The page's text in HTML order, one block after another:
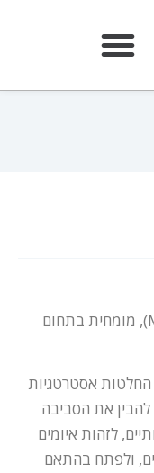
המאמר פרי עטה של ליטל שמר חיים (MBA), מומחית בתחום
אסטרטגיות
את הסביבה
לזהות איומים
ולפתח בהתאם